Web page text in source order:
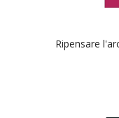
Ripensare